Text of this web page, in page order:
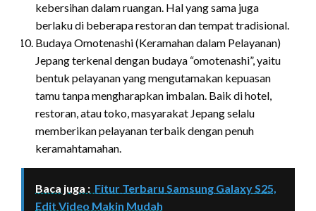
kebersihan dalam ruangan. Hal yang sama juga
berlaku di beberapa restoran dan tempat tradisional.
Budaya Omotenashi (Keramahan dalam Pelayanan)
Jepang terkenal dengan budaya “omotenashi”, yaitu
bentuk pelayanan yang mengutamakan kepuasan
tamu tanpa mengharapkan imbalan. Baik di hotel,
restoran, atau toko, masyarakat Jepang selalu
memberikan pelayanan terbaik dengan penuh
keramahtamahan.
Baca juga : Fitur Terbaru Samsung Galaxy S25,
Edit Video Makin Mudah